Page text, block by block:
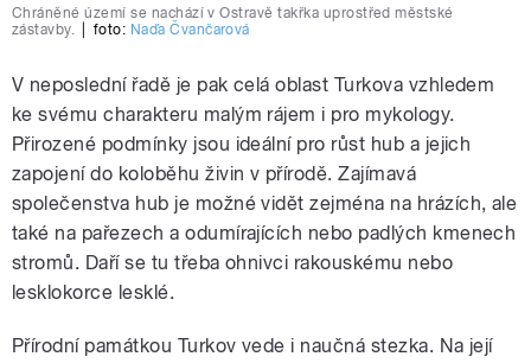
Chráněné území se nachází v Ostravě takřka uprostřed městské
zástavby.
foto: Naďa Čvančarová
V neposlední řadě je pak celá oblast Turkova vzhledem
ke svému charakteru malým rájem i pro mykology.
Přirozené podmínky jsou ideální pro růst hub a jejich
zapojení do koloběhu živin v přírodě. Zajímavá
společenstva hub je možné vidět zejména na hrázích, ale
také na pařezech a odumírajících nebo padlých kmenech
stromů. Daří se tu třeba ohnivci rakouskému nebo
lesklokorce lesklé.
Přírodní památkou Turkov vede i naučná stezka. Na její